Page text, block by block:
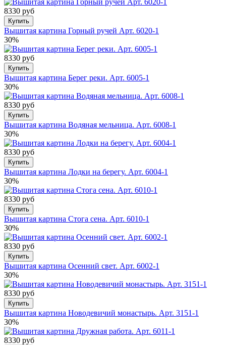
8330 руб
Купить
Вышитая картина Горный ручей Арт. 6020-1
30%
8330 руб
Купить
Вышитая картина Берег реки. Арт. 6005-1
30%
8330 руб
Купить
Вышитая картина Водяная мельница. Арт. 6008-1
30%
8330 руб
Купить
Вышитая картина Лодки на берегу. Арт. 6004-1
30%
8330 руб
Купить
Вышитая картина Стога сена. Арт. 6010-1
30%
8330 руб
Купить
Вышитая картина Осенний свет. Арт. 6002-1
30%
8330 руб
Купить
Вышитая картина Новодевичий монастырь. Арт. 3151-1
30%
8330 руб